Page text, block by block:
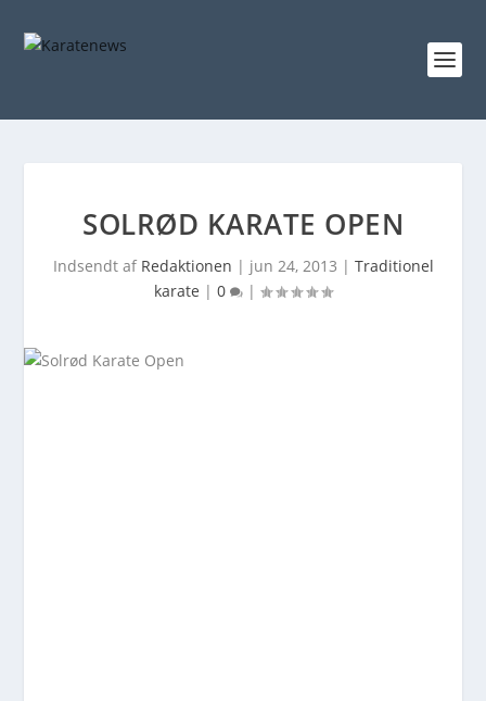
SOLRØD KARATE OPEN
Indsendt af Redaktionen | jun 24, 2013 | Traditionel
karate | 0 |